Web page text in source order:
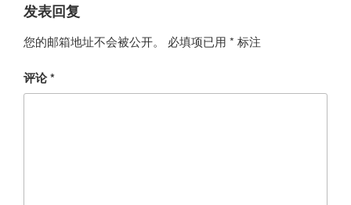
发表回复
您的邮箱地址不会被公开。 必填项已用 * 标注
评论*